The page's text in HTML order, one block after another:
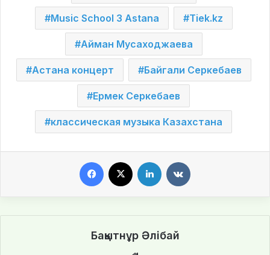
Music School 3 Astana Tiek.kz
Айман Мусаходжаева
Астана концерт Байгали Серкебаев
Ермек Серкебаев
классическая музыка Казахстана
Бақытнұр Әлібай